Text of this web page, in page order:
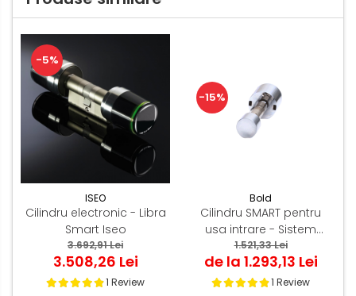
-5%
ISEO
Cilindru electronic - Libra
Smart Iseo
3.692,91 Lei
3.508,26 Lei
1 Review
-15%
Bold
Cilindru SMART pentru
usa intrare - Sistem
keyless prin aplicatie
1.521,33 Lei
de la 1.293,13 Lei
1 Review